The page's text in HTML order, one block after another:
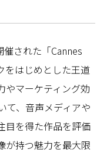
された「Cannes
をはじめとした王道
やマーケティング効
て、音声メディアや
目を得た作品を評価
が持つ魅力を最大限